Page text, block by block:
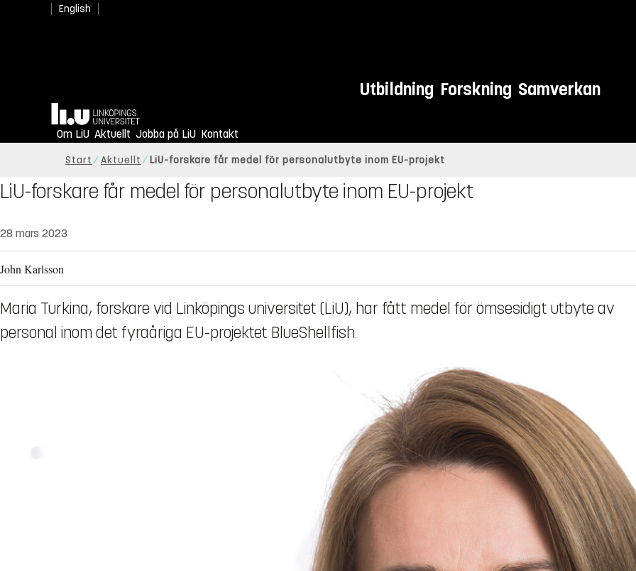
English
Utbildning Forskning Samverkan
Hem
Om LiU Aktuellt Jobba på LiU Kontakt
Start Aktuellt LiU-forskare får medel för personalutbyte inom EU-projekt
LiU-forskare får medel för personalutbyte inom EU-projekt
28 mars 2023
John Karlsson
Maria Turkina, forskare vid Linköpings universitet (LiU), har fått medel för ömsesidigt utbyte av
personal inom det fyraåriga EU-projektet BlueShellfish.